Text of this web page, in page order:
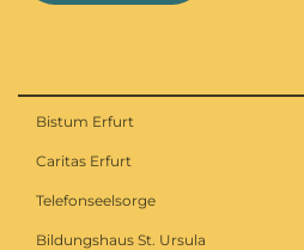
Bistum Erfurt
Caritas Erfurt
Telefonseelsorge
Bildungshaus St. Ursula